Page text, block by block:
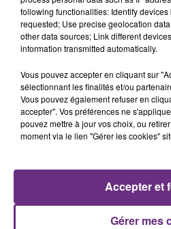
22 janvier 2026
UN HOMME ÉLECTRISÉ
D'UN LAMPADAIRE SUR
UNE RENCONTRE
BARBE
following functionalities: Identify
requested; Use precise geolocation
other data sources; Link different
information transmitted automatically.
Vous pouvez accepter en cliquant sur
sélectionnant les finalités et/ou
Vous pouvez également refuser en
accepter". Vos préférences ne
pouvez mettre à jour vos choix, ou
moment via le lien "Gérer les cookies"
Gérer mes
Accepter et